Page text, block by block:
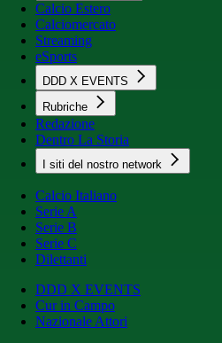
Calcio Estero
Calciomercato
Streaming
eSports
DDD X EVENTS
Rubriche
Redazione
Dentro La Storia
I siti del nostro network
Calcio Italiano
Serie A
Serie B
Serie C
Dilettanti
DDD X EVENTS
Cur in Campo
Nazionale Attori